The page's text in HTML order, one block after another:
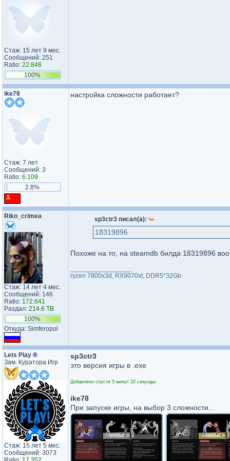
Стаж: 15 лет 9 мес.
Сообщений: 251
Ratio: 22.848
100%
ike78
Стаж: 7 лет
Сообщений: 3
Ratio: 6.109
2.8%
настройка сложности работает?
Riko_crimea
Стаж: 14 лет 4 мес.
Сообщений: 146
Ratio: 172.641
Раздал: 214.6 TB
100%
Откуда: Simferopol
sp3ctr3 писал(а):
18319896
Похоже на то, на steamdb билда 18319896
ryzen 7800x3d, RX9070xt, DDR5*32Gb
Lets Play ®
Зам. Куратора Игр
Стаж: 15 лет 5 мес.
Сообщений: 3073
sp3ctr3
это версия игры в .exe
Добавлено спустя 5 минут 32 секунды:
ike78
При запуске игры, на выбор 3 сложности...